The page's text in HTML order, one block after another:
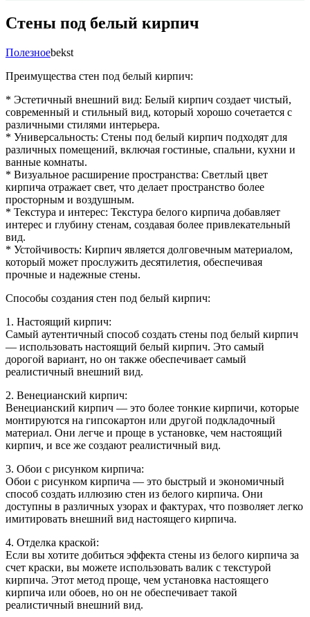
Стены под белый кирпич
Полезноеbekst
Преимущества стен под белый кирпич:
* Эстетичный внешний вид: Белый кирпич создает чистый,
современный и стильный вид, который хорошо сочетается с
различными стилями интерьера.
* Универсальность: Стены под белый кирпич подходят для
различных помещений, включая гостиные, спальни, кухни и
ванные комнаты.
* Визуальное расширение пространства: Светлый цвет
кирпича отражает свет, что делает пространство более
просторным и воздушным.
* Текстура и интерес: Текстура белого кирпича добавляет
интерес и глубину стенам, создавая более привлекательный
вид.
* Устойчивость: Кирпич является долговечным материалом,
который может прослужить десятилетия, обеспечивая
прочные и надежные стены.
Способы создания стен под белый кирпич:
1. Настоящий кирпич:
Самый аутентичный способ создать стены под белый кирпич
— использовать настоящий белый кирпич. Это самый
дорогой вариант, но он также обеспечивает самый
реалистичный внешний вид.
2. Венецианский кирпич:
Венецианский кирпич — это более тонкие кирпичи, которые
монтируются на гипсокартон или другой подкладочный
материал. Они легче и проще в установке, чем настоящий
кирпич, и все же создают реалистичный вид.
3. Обои с рисунком кирпича:
Обои с рисунком кирпича — это быстрый и экономичный
способ создать иллюзию стен из белого кирпича. Они
доступны в различных узорах и фактурах, что позволяет легко
имитировать внешний вид настоящего кирпича.
4. Отделка краской:
Если вы хотите добиться эффекта стены из белого кирпича за
счет краски, вы можете использовать валик с текстурой
кирпича. Этот метод проще, чем установка настоящего
кирпича или обоев, но он не обеспечивает такой
реалистичный внешний вид.